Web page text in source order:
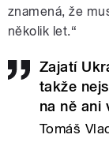
znamená, že
několik let.“
Zajatí
takže
na ně ani
Tomáš